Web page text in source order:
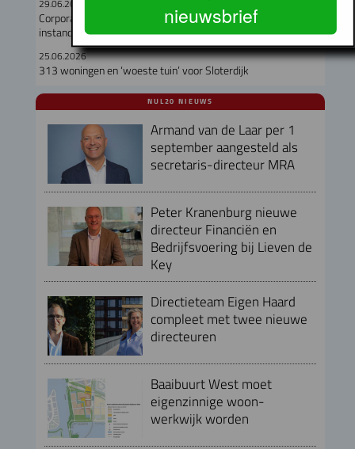
29.06.2026
Corporaties gaven recordbedrag uit aan nieuwbouw en
instandhouding
25.06.2026
313 woningen en ‘woeste tuin’ voor Sloterdijk
NUL20 NIEUWS
Armand van de Laar per 1
september aangesteld als
secretaris-directeur MRA
Peter Kranenburg nieuwe
directeur Financiën en
Bedrijfsvoering bij Lieven de
Key
Directieteam Eigen Haard
compleet met twee nieuwe
directeuren
Baaibuurt West moet
eigenzinnige woon-
werkwijk worden
nieuwsbrief